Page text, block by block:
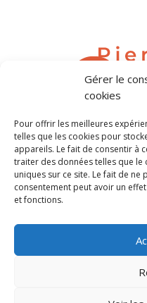
Gérer le
cookies
Pour offrir les meilleures
telles que les cookies pour
appareils. Le fait de consentir à
traiter des données telles que
uniques sur ce site. Le fait de
consentement peut avoir un
et fonctions.
Tél. 06
Tous droits réservés
©Crédit photos Pierre
Politique